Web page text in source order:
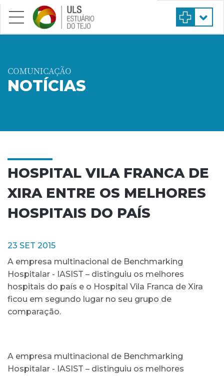
Saltar para conteúdo principal
COMUNICAÇÃO
NOTÍCIAS
HOSPITAL VILA FRANCA DE
XIRA ENTRE OS MELHORES
HOSPITAIS DO PAÍS
23 SET 2015
A empresa multinacional de Benchmarking
Hospitalar - IASIST – distinguiu os melhores
hospitais do país e o Hospital Vila Franca de Xira
ficou em segundo lugar no seu grupo de
comparação.
A empresa multinacional de Benchmarking
Hospitalar - IASIST – distinguiu os melhores